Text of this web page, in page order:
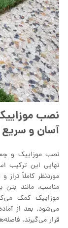
نصب
آسان و سریع
نصب موزاییک و
نهایی این ترکیب
موردنظر کاملاً تراز
مناسب، مانند بتن
موزاییک کمک
می‌شود. بعد از
قرار می‌گیرند.